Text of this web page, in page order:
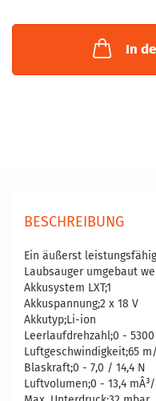
In
BESCHREIBUNG
Ein äußerst
Laubsauger umgebaut
Akkusystem LXT;1
Akkuspannung;2 x 18 V
Akkutyp;Li-ion
Leerlaufdrehzahl;0 - 5300
Luftgeschwindigkeit;65
Blaskraft;0 - 7,0 / 14,4 N
Luftvolumen;0 - 13,4